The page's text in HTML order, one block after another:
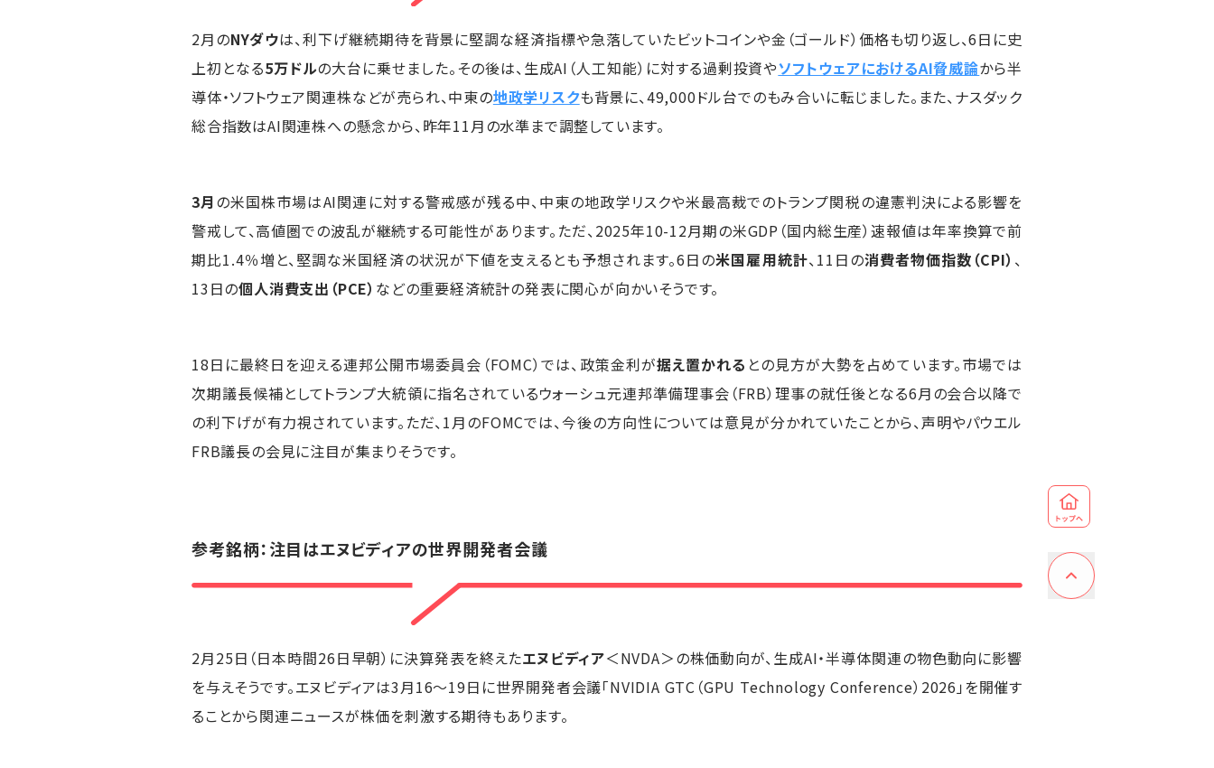
2月のNYダウは、利下げ継続期待を背景に堅調な経済指標や急落していたビットコインや金（ゴールド）価格も切り返し、6日に史
上初となる5万ドルの大台に乗せました。その後は、生成AI（人工知能）に対する過剰投資やソフトウェアにおけるAI脅威論から半
導体・ソフトウェア関連株などが売られ、中東の地政学リスクも背景に、49,000ドル台でのもみ合いに転じました。また、ナスダック
総合指数はAI関連株への懸念から、昨年11月の水準まで調整しています。
3月の米国株市場はAI関連に対する警戒感が残る中、中東の地政学リスクや米最高裁でのトランプ関税の違憲判決による影響を
警戒して、高値圏での波乱が継続する可能性があります。ただ、2025年10-12月期の米GDP（国内総生産）速報値は年率換算で前
期比1.4％増と、堅調な米国経済の状況が下値を支えるとも予想されます。6日の米国雇用統計、11日の消費者物価指数（CPI） 、
13日の個人消費支出（PCE） などの重要経済統計の発表に関心が向かいそうです。
18日に最終日を迎える連邦公開市場委員会（FOMC）では、政策金利が据え置かれる との見方が大勢を占めています。市場では
次期議長候補としてトランプ大統領に指名されているウォーシュ元連邦準備理事会（FRB）理事の就任後となる6月の会合以降で
の利下げが有力視されています。ただ、1月のFOMCでは、今後の方向性については意見が分かれていたことから、声明やパウエル
FRB議長の会見に注目が集まりそうです。
参考銘柄：注目はエヌビディアの世界開発者会議
2月25日（日本時間26日早朝）に決算発表を終えたエヌビディア＜NVDA＞の株価動向が、生成AI・半導体関連の物色動向に影響
を与えそうです。エヌビディアは3月16～19日に世界開発者会議「NVIDIA GTC（GPU Technology Conference）2026」を開催す
ることから関連ニュースが株価を刺激する期待もあります。